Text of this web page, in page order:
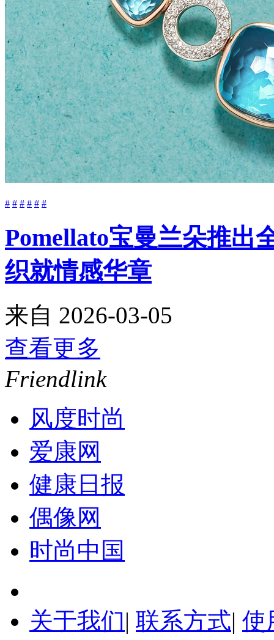
# # # # # #
Pomellato宝曼兰朵推出
织就情感华章
来自 2026-03-05
查看更多
Friendlink
风度时尚
爱康网
健康日报
偶像网
时尚中国
关于我们| 联系方式| 使